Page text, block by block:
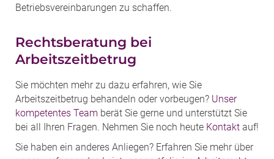
Betriebsvereinbarungen zu schaffen.
Rechtsberatung bei
Arbeitszeitbetrug
Sie möchten mehr zu dazu erfahren, wie Sie
Arbeitszeitbetrug behandeln oder vorbeugen? Unser
kompetentes Team berät Sie gerne und unterstützt Sie
bei all Ihren Fragen. Nehmen Sie noch heute Kontakt auf!
Sie haben ein anderes Anliegen? Erfahren Sie mehr über